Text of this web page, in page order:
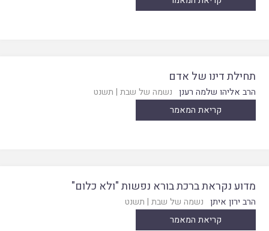
תחילת דינו של אדם
הרב אליהו שלמה רענן נשמה של שבת | תשנט
קריאת המאמר
מדוע נקראת ברכת בורא נפשות "ולא כלום"
הרב ירון איתן נשמה של שבת | תשנט
קריאת המאמר